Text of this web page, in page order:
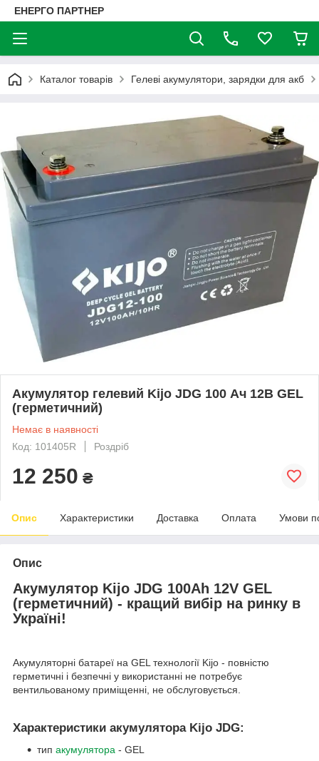
ЕНЕРГО ПАРТНЕР
Каталог товарів Гелеві акумулятори, зарядки для акб
Акумулятор гелевий Kijo JDG 100 Ач 12В GEL
(герметичний)
Немає в наявності
Код: 101405R
Роздріб
12 250 ₴
Опис Характеристики Доставка Оплата Умови
Опис
Акумулятор Kijo JDG 100Ah 12V GEL
(герметичний) - кращий вибір на ринку в
Україні!
Акумуляторні батареї на GEL технології Kijo - повністю
герметичні і безпечні у використанні не потребує
вентильованому приміщенні, не обслуговується.
Характеристики акумулятора Kijo JDG:
тип акумулятора - GEL